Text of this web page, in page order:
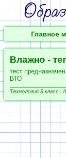
Главное
Влажно -
тест
ВТО
Технология 8 класс |